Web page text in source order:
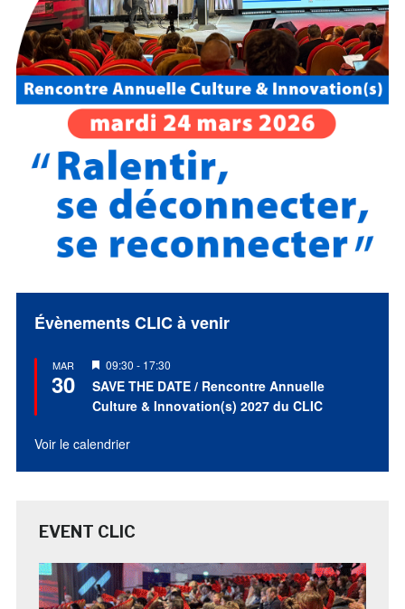
Évènements CLIC à venir
MAR
30
Mis
en
avant
09:30 - 17:30
SAVE THE DATE / Rencontre Annuelle
Culture & Innovation(s) 2027 du CLIC
Voir le calendrier
EVENT CLIC